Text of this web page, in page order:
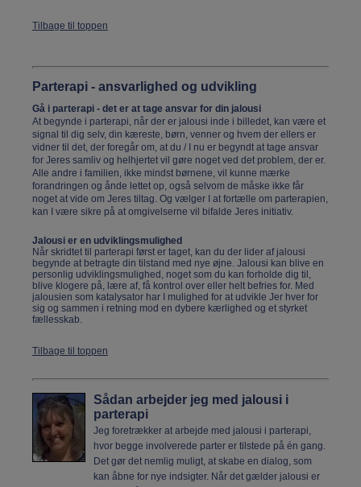
Tilbage til toppen
Parterapi - ansvarlighed og udvikling
Gå i parterapi - det er at tage ansvar for din jalousi
At begynde i parterapi, når der er jalousi inde i billedet, kan være et
signal til dig selv, din kæreste, børn, venner og hvem der ellers er
vidner til det, der foregår om, at du / I nu er begyndt at tage ansvar
for Jeres samliv og helhjertet vil gøre noget ved det problem, der er.
Alle andre i familien, ikke mindst børnene, vil kunne mærke
forandringen og ånde lettet op, også selvom de måske ikke får
noget at vide om Jeres tiltag. Og vælger I at fortælle om parterapien,
kan I være sikre på at omgivelserne vil bifalde Jeres initiativ.
Jalousi er en udviklingsmulighed
Når skridtet til parterapi først er taget, kan du der lider af jalousi
begynde at betragte din tilstand med nye øjne. Jalousi kan blive en
personlig udviklingsmulighed, noget som du kan forholde dig til,
blive klogere på, lære af, få kontrol over eller helt befries for. Med
jalousien som katalysator har I mulighed for at udvikle Jer hver for
sig og sammen i retning mod en dybere kærlighed og et styrket
fællesskab.
Tilbage til toppen
Sådan arbejder jeg med jalousi i
parterapi
Jeg foretrækker at arbejde med jalousi i parterapi,
hvor begge involverede parter er tilstede på én gang.
Det gør det nemlig muligt, at skabe en dialog, som
kan åbne for nye indsigter. Når det gælder jalousi er